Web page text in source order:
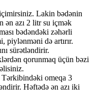
Lakin bədənin
ən azı 2 litr su içmək
bədəndəki zəhərli
piylənməni də artırır.
sürətləndirir.
qorunmaq üçün bəzi
Tərkibindəki omeqa 3
Həftədə ən azı iki